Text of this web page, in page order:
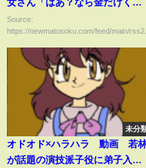
女さん「はあ？なら金だけくれ
よ」→…大共感、大絶賛の7ま～
んいいねｗｗｗｗｗｗｗｗ
Source:
https://newmatosoku.com/feed/main/
未分
オドオド×ハラハラ 動画 若
が話題の演技派子役に弟子入